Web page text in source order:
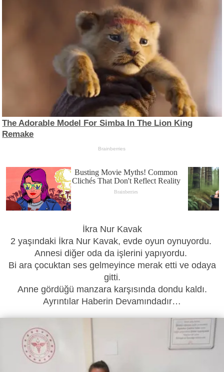
İkra Nur Kavak
2 yaşındaki İkra Nur Kavak, evde oyun oynuyordu.
Annesi diğer oda da işlerini yapıyordu.
Bi ara çocuktan ses gelmeyince merak etti ve odaya
gitti.
Anne gördüğü manzara karşısında dondu kaldı.
Ayrıntılar Haberin Devamındadır…